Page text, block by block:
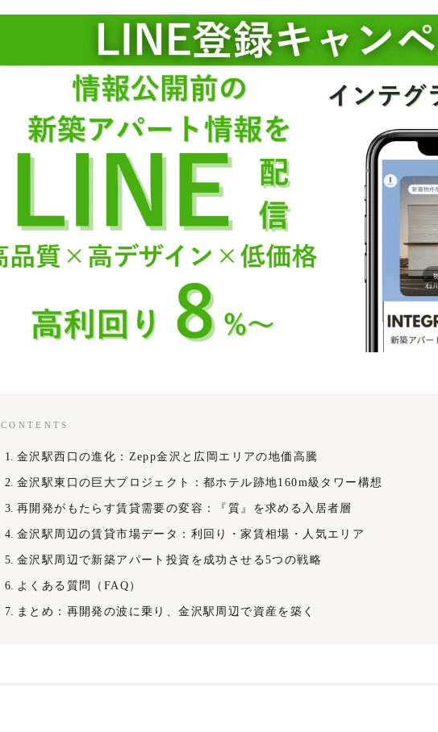
CONTENTS
金沢駅西口の進化：Zepp金沢と広岡エリアの地価高騰
金沢駅東口の巨大プロジェクト：都ホテル跡地160m級タワー構想
再開発がもたらす賃貸需要の変容：『質』を求める入居者層
金沢駅周辺の賃貸市場データ：利回り・家賃相場・人気エリア
金沢駅周辺で新築アパート投資を成功させる5つの戦略
よくある質問（FAQ）
まとめ：再開発の波に乗り、金沢駅周辺で資産を築く